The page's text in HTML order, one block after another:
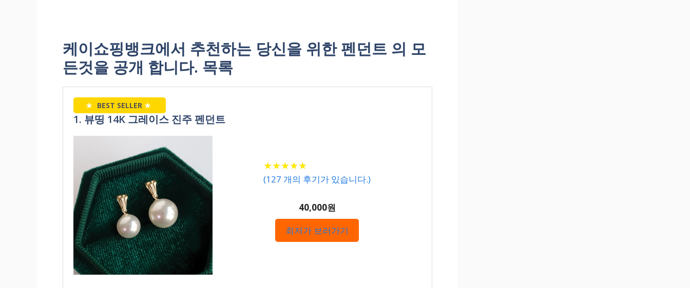
케이쇼핑뱅크에서 추천하는 당신을 위한 펜던트 의 모
든것을 공개 합니다. 목록
★ BEST SELLER ★
1. 뷰띵 14K 그레이스 진주 펜던트
★★★★★
★★★★★
(127 개의 후기가 있습니다.)
40,000원
최저가 보러가기